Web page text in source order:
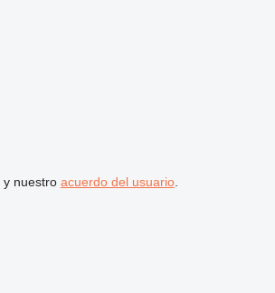
y nuestro acuerdo del usuario.